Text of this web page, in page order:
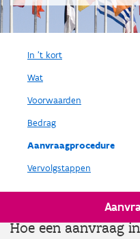
In 't kort
Wat
Voorwaarden
Bedrag
Aanvraagprocedure
Vervolgstappen
Hoe een aanvraag